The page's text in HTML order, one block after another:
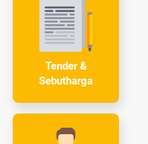
Tender &
Sebutharga